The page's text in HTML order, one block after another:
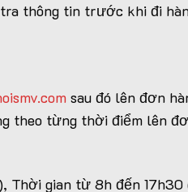
thông tin trước khi đi
sau đó lên đơn
theo từng thời điểm lên
gian từ 8h đến 17h30 (